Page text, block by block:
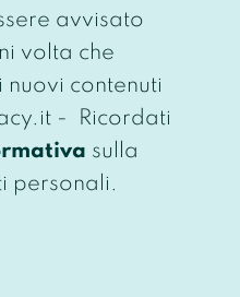
avvisato
volta che
contenuti
- Ricordati
sulla
personali.